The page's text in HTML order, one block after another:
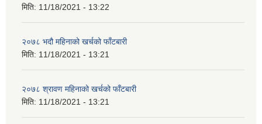
मिति: 11/18/2021 - 13:22
२०७८ भदौ महिनाको खर्चको फाँटबारी
मिति: 11/18/2021 - 13:21
२०७८ श्रावण महिनाको खर्चको फाँटबारी
मिति: 11/18/2021 - 13:21